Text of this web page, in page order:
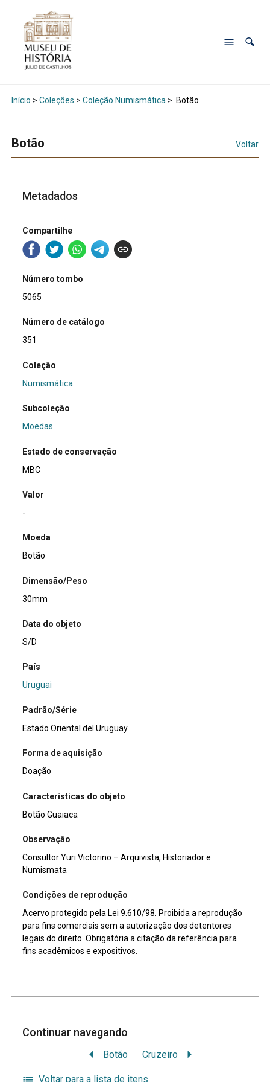
Início > Coleções > Coleção Numismática > Botão
Botão Voltar
Metadados
Compartilhe
Número tombo
5065
Número de catálogo
351
Coleção
Numismática
Subcoleção
Moedas
Estado de conservação
MBC
Valor
-
Moeda
Botão
Dimensão/Peso
30mm
Data do objeto
S/D
País
Uruguai
Padrão/Série
Estado Oriental del Uruguay
Forma de aquisição
Doação
Características do objeto
Botão Guaiaca
Observação
Consultor Yuri Victorino – Arquivista, Historiador e
Numismata
Condições de reprodução
Acervo protegido pela Lei 9.610/98. Proibida a reprodução
para fins comerciais sem a autorização dos detentores
legais do direito. Obrigatória a citação da referência para
fins acadêmicos e expositivos.
Continuar navegando
Botão Cruzeiro
Voltar para a lista de itens